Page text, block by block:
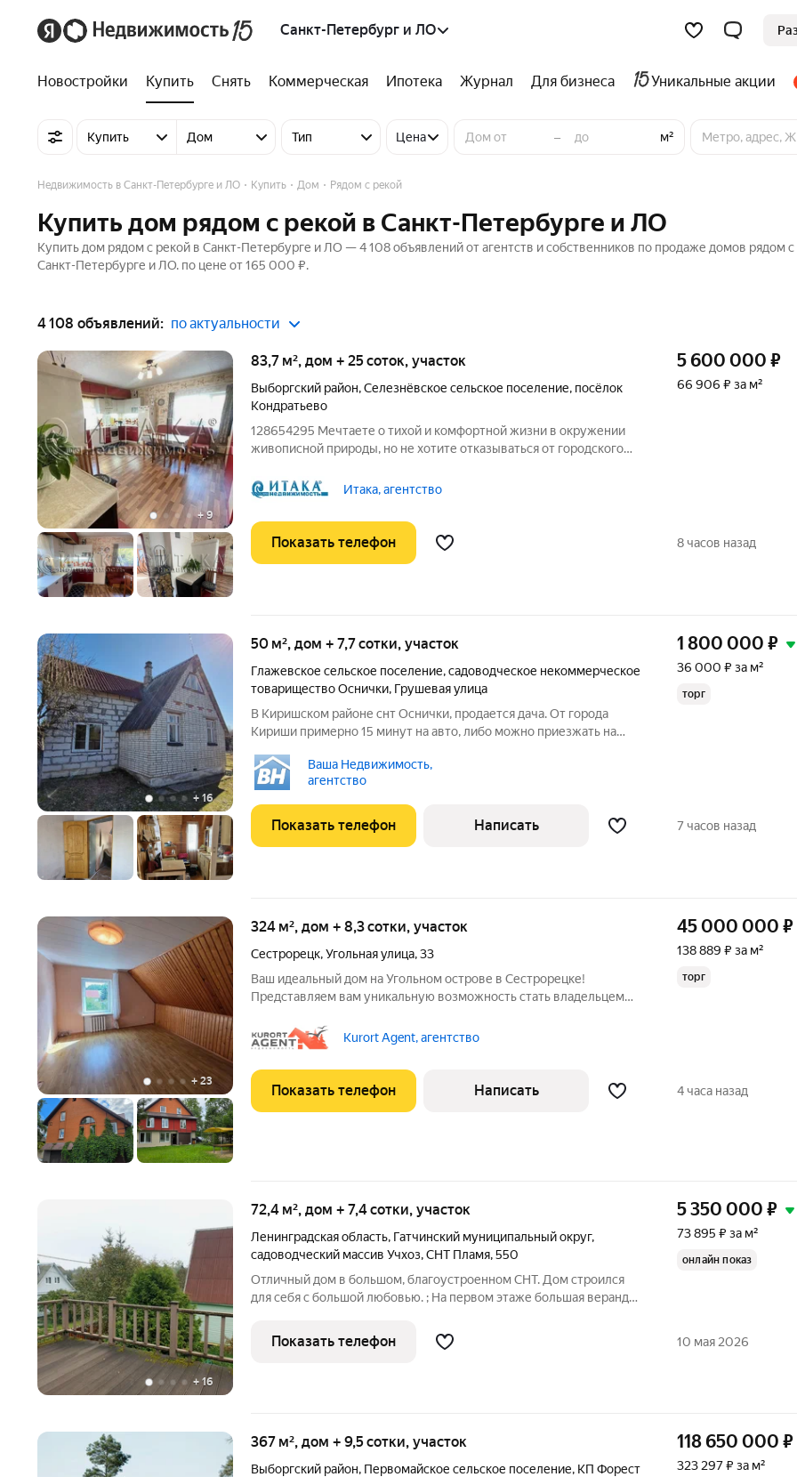
Санкт-Петербург и ЛО
Новостройки Купить Снять Коммерческая Ипотека Журнал Для бизнеса Уникальные акции
Купить Дом Тип Цена – м²
Недвижимость в Санкт-Петербурге и ЛО Купить Дом Рядом с рекой
Купить дом рядом с рекой в Санкт-Петербурге и ЛО
Купить дом рядом с рекой в Санкт-Петербурге и ЛО — 4 108 объявлений от агентств и собственников по продаже домов рядом с
Санкт-Петербурге и ЛО. по цене от 165 000 ₽.
4 108 объявлений: по актуальности
+9
83,7 м², дом + 25 соток, участок
Выборгский район,Селезнёвское сельское поселение, посёлок
Кондратьево
128654295 Мечтаете о тихой и комфортной жизни в окружении
живописной природы, но не хотите отказываться от городского
Предлагается к продаже уютный и благоустроенный финский
жилой дом около
Итака, агентство
5 600 000 ₽
66 906 ₽ за м²
Показать телефон 8 часов назад
+ 16
50 м², дом + 7,7 сотки, участок
Глажевское сельское поселение,садоводческое некоммерческое
товарищество Оснички, Грушевая улица
В Киришском районе снт Оснички, продается дача. От города
Кириши примерно 15 минут на авто, либо можно приезжать на
хоз.постройки, новая теплица. Дом кирпичный стоит на
ленточном фундаменте в
Ваша Недвижимость,
агентство
1 800 000 ₽
36 000 ₽ за м²
торг
Показать телефон Написать 7 часов назад
+ 23
324 м², дом + 8,3 сотки, участок
Сестрорецк,Угольная улица,33
Ваш идеальный дом на Угольном острове в Сестрорецке!
Представляем вам уникальную возможность стать владельцем
районов Сестрорецка Угольном острове. Это место сочетает в
себе комфорт
Kurort Agent, агентство
45 000 000 ₽
138 889 ₽ за м²
торг
Показать телефон Написать 4 часа назад
+ 16
72,4 м², дом + 7,4 сотки, участок
Ленинградская область, Гатчинский муниципальный округ,
садоводческий массив Учхоз,СНТ Пламя,550
Отличный дом в большом, благоустроенном СНТ. Дом строился
для себя с большой любовью. ; На первом этаже большая веранда
спальня.На второй этаж ведёт деревянная винтовая лестница.
Две
5 350 000 ₽
73 895 ₽ за м²
онлайн показ
Показать телефон 10 мая 2026
367 м², дом + 9,5 сотки, участок
Выборгский район, Первомайское сельское поселение, КП Форест
118 650 000 ₽
323 297 ₽ за м²